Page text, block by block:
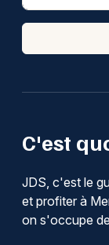
C'est
JDS, c'est le
et profiter à
on s'occupe